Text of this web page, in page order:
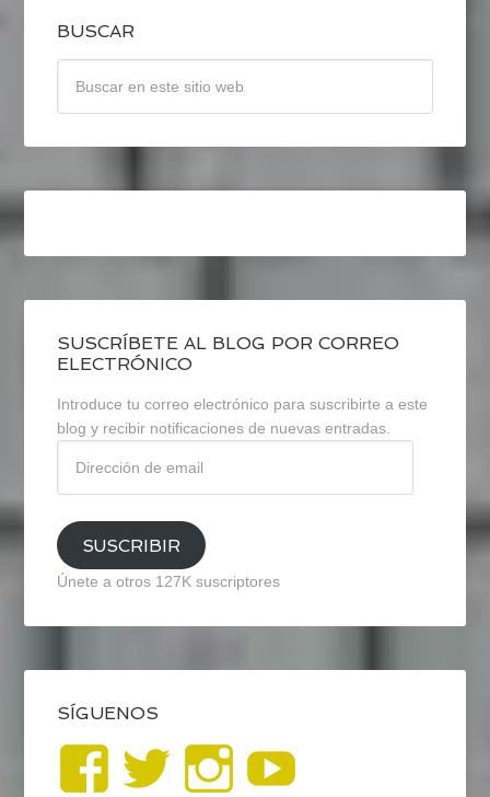
BUSCAR
SUSCRÍBETE AL BLOG POR CORREO
ELECTRÓNICO
Introduce tu correo electrónico para suscribirte a este
blog y recibir notificaciones de nuevas entradas.
email
SUSCRIBIR
Únete a otros 127K suscriptores
SÍGUENOS
VerVerVer